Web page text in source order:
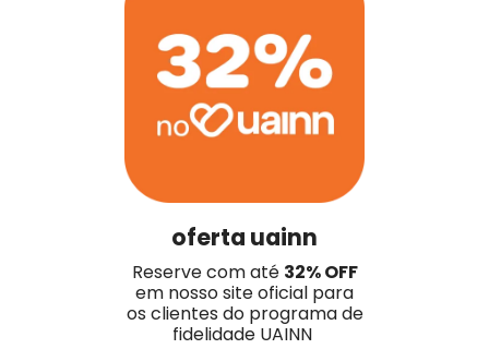
oferta uainn
Reserve com até 32% OFF
em nosso site oficial para
os clientes do programa de
fidelidade UAINN